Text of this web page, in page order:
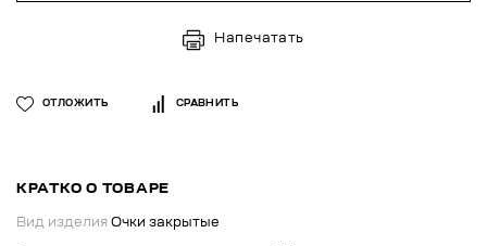
Напечатать
ОТЛОЖИТЬ СРАВНИТЬ
КРАТКО О ТОВАРЕ
Вид изделия Очки закрытые